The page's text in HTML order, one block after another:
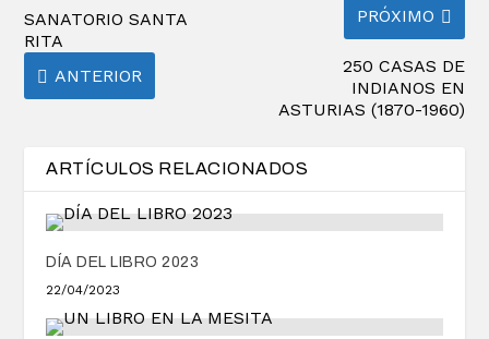
SANATORIO SANTA
RITA
ANTERIOR
PRÓXIMO
250 CASAS DE
INDIANOS EN
ASTURIAS (1870-1960)
ARTÍCULOS RELACIONADOS
DÍA DEL LIBRO 2023
22/04/2023